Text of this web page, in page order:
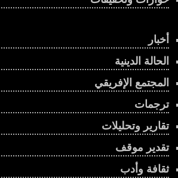
أخبار
الحالة الدينية
المجتمع الإفريقي
ترجمات
تقارير وتحليلات
تقدير موقف
ثقافة وأدب